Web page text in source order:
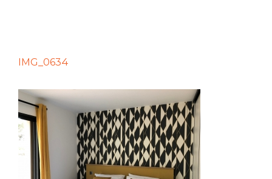
IMG_0634